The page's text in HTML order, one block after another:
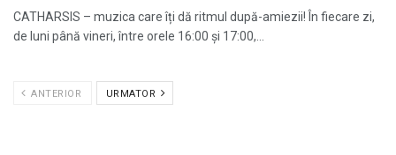
CATHARSIS – muzica care îți dă ritmul după-amiezii! În fiecare zi,
de luni până vineri, între orele 16:00 și 17:00,...
ANTERIOR URMATOR